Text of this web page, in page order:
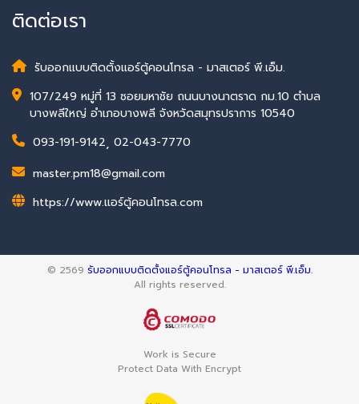
ติดต่อเรา
รับออกแบบติดตั้งแอร์ตู้คอนโทรล - มาสเตอร์ พี.เอ็ม.
107/249 หมู่ที่ 13 ซอยมหาชัย ถนนบางนาตราด กม.10 ตำบล
บางพลีใหญ่ อำเภอบางพลี จังหวัดสมุทรปราการ 10540
093-191-9142, 02-043-7770
master.pm18@gmail.com
https://www.แอร์ตู้คอนโทรล.com
© 2569 รับออกแบบติดตั้งแอร์ตู้คอนโทรล - มาสเตอร์ พี.เอ็ม.
All rights reserved.
Work is Secure
Protect Data With Encrypt